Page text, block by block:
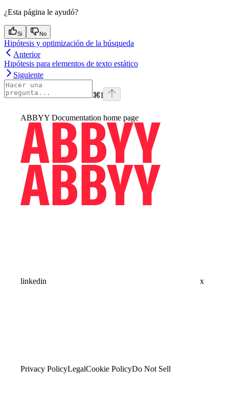
¿Esta página le ayudó?
Si No
Hipótesis y optimización de la búsqueda
Anterior
Hipótesis para elementos de texto estático
Siguiente
⌘I
ABBYY Documentation home page
linkedin x
Privacy PolicyLegalCookie PolicyDo Not Sell